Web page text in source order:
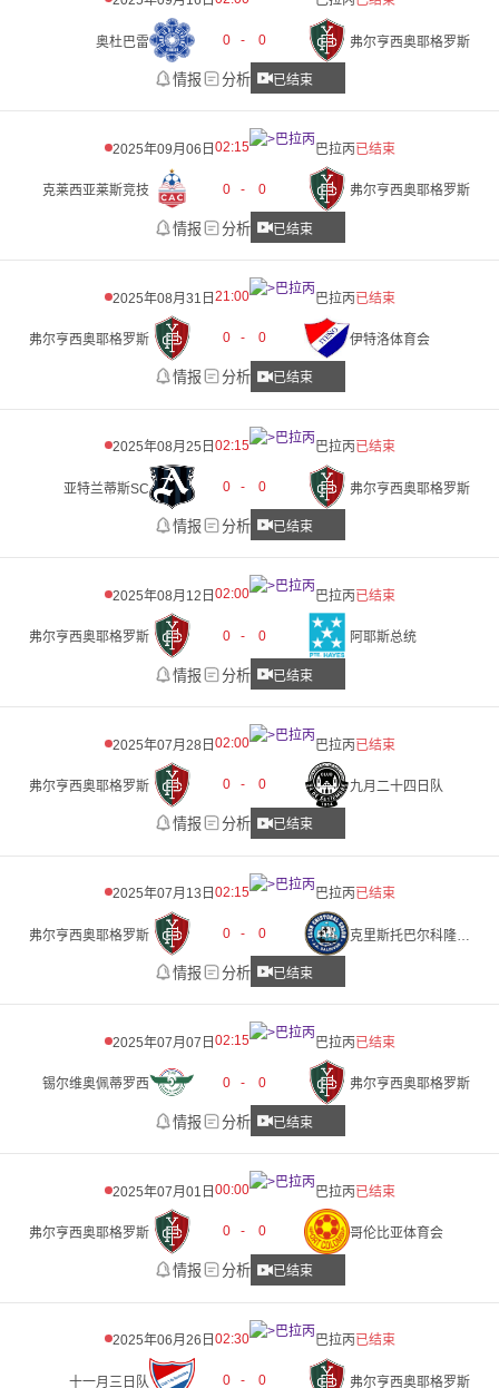
奥杜巴雷 0 - 0 弗尔亨西奥耶格罗斯
情报 分析 已结束
2025年09月06日 02:15 巴拉丙已结束
克莱西亚莱斯竞技 0 - 0 弗尔亨西奥耶格罗斯
情报 分析 已结束
2025年08月31日 21:00 巴拉丙已结束
弗尔亨西奥耶格罗斯 0 - 0 伊特洛体育会
情报 分析 已结束
2025年08月25日 02:15 巴拉丙已结束
亚特兰蒂斯SC 0 - 0 弗尔亨西奥耶格罗斯
情报 分析 已结束
2025年08月12日 02:00 巴拉丙已结束
弗尔亨西奥耶格罗斯 0 - 0 阿耶斯总统
情报 分析 已结束
2025年07月28日 02:00 巴拉丙已结束
弗尔亨西奥耶格罗斯 0 - 0 九月二十四日队
情报 分析 已结束
2025年07月13日 02:15 巴拉丙已结束
弗尔亨西奥耶格罗斯 0 - 0 克里斯托巴尔科隆JAS
情报 分析 已结束
2025年07月07日 02:15 巴拉丙已结束
锡尔维奥佩蒂罗西 0 - 0 弗尔亨西奥耶格罗斯
情报 分析 已结束
2025年07月01日 00:00 巴拉丙已结束
弗尔亨西奥耶格罗斯 0 - 0 哥伦比亚体育会
情报 分析 已结束
2025年06月26日 02:30 巴拉丙已结束
十一月三日队 0 - 0 弗尔亨西奥耶格罗斯